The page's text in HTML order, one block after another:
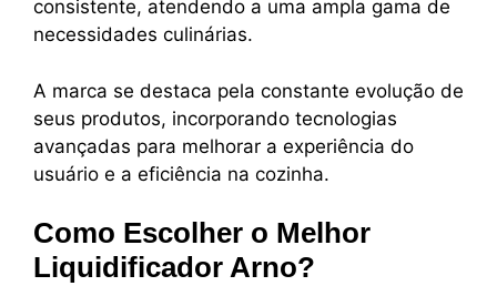
consistente, atendendo a uma ampla gama de
necessidades culinárias.
A marca se destaca pela constante evolução de
seus produtos, incorporando tecnologias
avançadas para melhorar a experiência do
usuário e a eficiência na cozinha.
Como Escolher o Melhor
Liquidificador Arno?